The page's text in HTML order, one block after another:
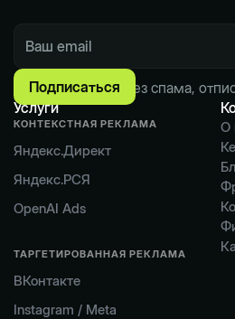
Пишем по делу. Без спама,
Услуги
КОНТЕКСТНАЯ РЕКЛАМА
Яндекс.Директ
Яндекс.РСЯ
OpenAI Ads
ТАРГЕТИРОВАННАЯ РЕКЛАМА
ВКонтакте
Instagram / Meta
О